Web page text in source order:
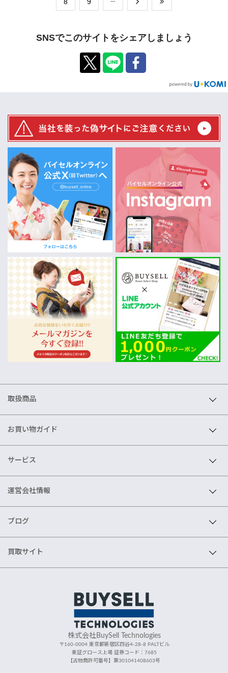
​8 ​9
SNSでこのサイトをシェアしましょう
取扱商品
お買い物ガイド
サービス
運営会社情報
ブログ
買取サイト
株式会社BuySell Technologies
〒160-0004 東京都新宿区四谷4-28-8 PALTビル
東証グロース上場 証券コード：7685
【古物商許可番号】第301041408603号